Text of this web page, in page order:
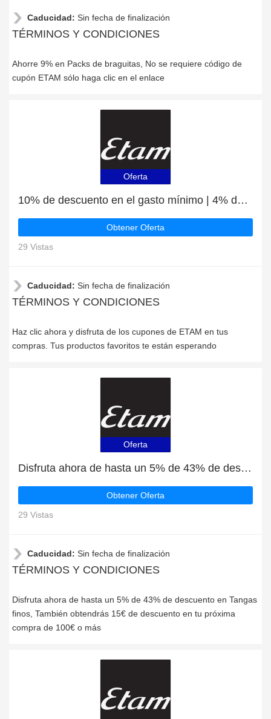
Caducidad: Sin fecha de finalización
TÉRMINOS Y CONDICIONES
Ahorre 9% en Packs de braguitas, No se requiere código de
cupón ETAM sólo haga clic en el enlace
Oferta
10% de descuento en el gasto mínimo | 4% de descuento en Braguitas talle alto
Obtener Oferta
29 Vistas
Caducidad: Sin fecha de finalización
TÉRMINOS Y CONDICIONES
Haz clic ahora y disfruta de los cupones de ETAM en tus
compras. Tus productos favoritos te están esperando
Oferta
Disfruta ahora de hasta un 5% de 43% de descuento en Tangas finos
Obtener Oferta
29 Vistas
Caducidad: Sin fecha de finalización
TÉRMINOS Y CONDICIONES
Disfruta ahora de hasta un 5% de 43% de descuento en Tangas
finos, También obtendrás 15€ de descuento en tu próxima
compra de 100€ o más